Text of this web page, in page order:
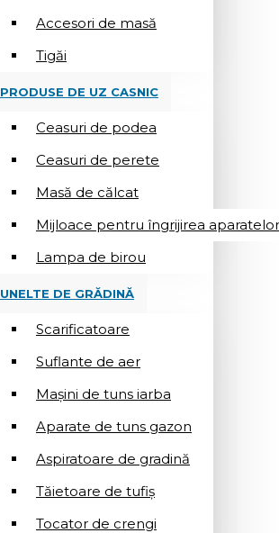
Accesori de masă
Tigăi
PRODUSE DE UZ CASNIC
Ceasuri de podea
Ceasuri de perete
Masă de călcat
Mijloace pentru îngrijirea
Lampa de birou
UNELTE DE GRĂDINĂ
Scarificatoare
Suflantе de aer
Mașini de tuns iarba
Aparate de tuns gazon
Aspiratoare de gradină
Tăietoare de tufiș
Tocator de crengi